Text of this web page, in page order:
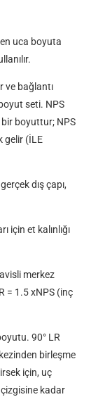
uca boyuta
ve bağlantı
seti. NPS
bir boyuttur; NPS
gelir (İLE
dış çapı,
için et kalınlığı
merkez
= 1.5 xNPS (inç
90° LR
birleşme
için, uç
kadar